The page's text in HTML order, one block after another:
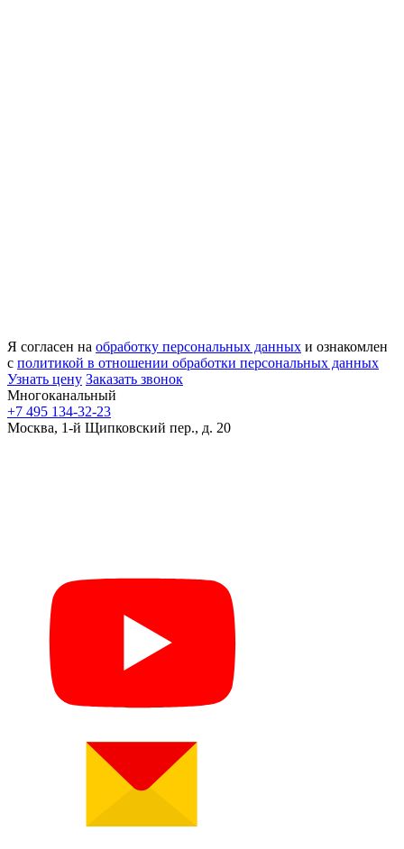
Я согласен на обработку персональных данных и ознакомлен
с политикой в отношении обработки персональных данных
Узнать цену Заказать звонок
Многоканальный
+7 495 134-32-23
Москва, 1-й Щипковский пер., д. 20